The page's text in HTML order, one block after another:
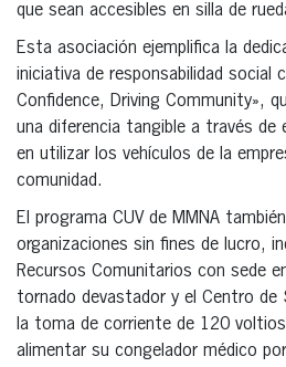
que sean accesibles en silla de
Esta asociación ejemplifica la
iniciativa de responsabilidad social
Confidence, Driving Community»,
una diferencia tangible a través de
en utilizar los vehículos de la
comunidad.
El programa CUV de MMNA
organizaciones sin fines de lucro,
Recursos Comunitarios con sede
tornado devastador y el Centro de
la toma de corriente de 120 voltios
alimentar su congelador médico